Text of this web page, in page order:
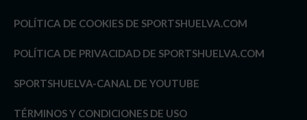
POLÍTICA DE COOKIES DE SPORTSHUELVA.COM
POLÍTICA DE PRIVACIDAD DE SPORTSHUELVA.COM
SPORTSHUELVA-CANAL DE YOUTUBE
TÉRMINOS Y CONDICIONES DE USO